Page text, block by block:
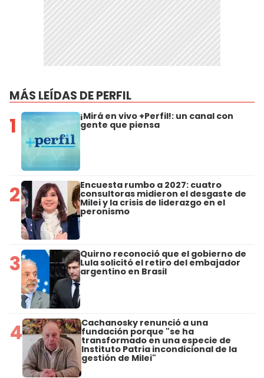
MÁS LEÍDAS DE PERFIL
1 ¡Mirá en vivo +Perfil!: un canal con
gente que piensa
2 Encuesta rumbo a 2027: cuatro
consultoras midieron el desgaste de
Milei y la crisis de liderazgo en el
peronismo
3 Quirno reconoció que el gobierno de
Lula solicitó el retiro del embajador
argentino en Brasil
4 Cachanosky renunció a una
fundación porque "se ha
transformado en una especie de
Instituto Patria incondicional de la
gestión de Milei"